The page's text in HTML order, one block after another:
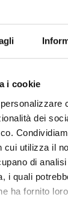
i cookie
dei
cui utilizza il
di
i quali
ha fornito